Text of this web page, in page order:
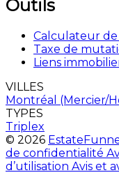
Outils
Calculateur
Taxe de
Liens
VILLES
Montréal (Mercier/
TYPES
Triplex
© 2026
de confidentialité
d’utilisation Avis et